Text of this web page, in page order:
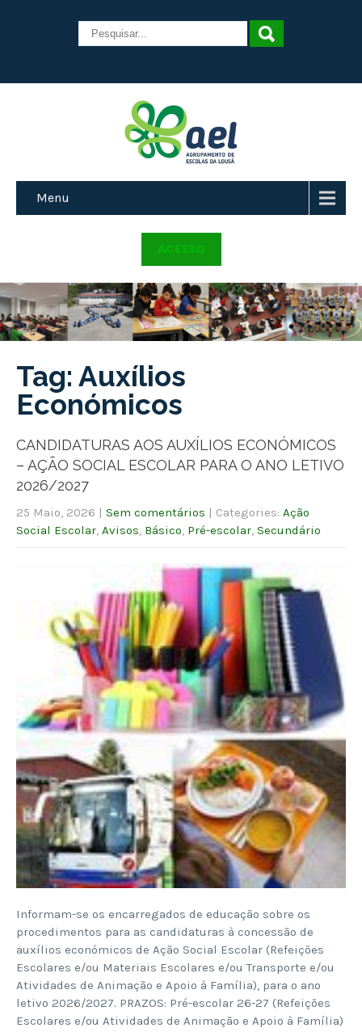
Menu
ACESSO
Tag: Auxílios
Económicos
CANDIDATURAS AOS AUXÍLIOS ECONÓMICOS
– AÇÃO SOCIAL ESCOLAR PARA O ANO LETIVO
2026/2027
25 Maio, 2026 | Sem comentários | Categories: Ação
Social Escolar Avisos Básico Pré-escolar Secundário
Informam-se os encarregados de educação sobre os
procedimentos para as candidaturas à concessão de
auxílios económicos de Ação Social Escolar (Refeições
Escolares e/ou Materiais Escolares e/ou Transporte e/ou
Atividades de Animação e Apoio à Família), para o ano
letivo 2026/2027. PRAZOS: Pré-escolar 26-27 (Refeições
Escolares e/ou Atividades de Animação e Apoio à Família)